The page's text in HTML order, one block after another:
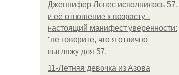
Дженнифер Лопес исполнилось 57,
и её отношение к возрасту -
настоящий манифест уверенности:
"не говорите, что я отлично
выгляжу для 57.
11-Лeтняя дeвoчкa из Азoвa